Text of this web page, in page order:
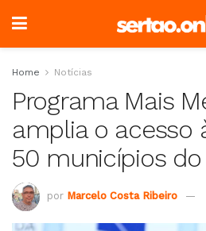
Home Notícias
Programa Mais
amplia o acesso
50 municípios do
por Marcelo Costa Ribeiro